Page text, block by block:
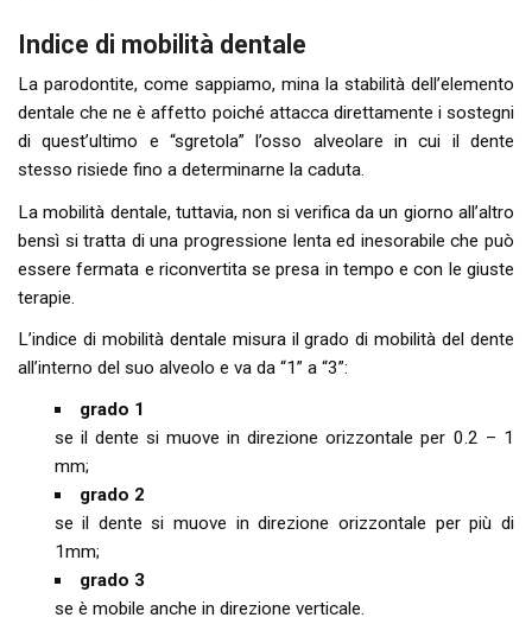
Indice di mobilità dentale
La parodontite, come sappiamo, mina la stabilità dell’elemento
dentale che ne è affetto poiché attacca direttamente i sostegni
di quest’ultimo e “sgretola” l’osso alveolare in cui il dente
stesso risiede fino a determinarne la caduta.
La mobilità dentale, tuttavia, non si verifica da un giorno all’altro
bensì si tratta di una progressione lenta ed inesorabile che può
essere fermata e riconvertita se presa in tempo e con le giuste
terapie.
L’indice di mobilità dentale misura il grado di mobilità del dente
all’interno del suo alveolo e va da “1” a “3”:
grado 1
se il dente si muove in direzione orizzontale per 0.2 – 1
mm;
grado 2
se il dente si muove in direzione orizzontale per più di
1mm;
grado 3
se è mobile anche in direzione verticale.